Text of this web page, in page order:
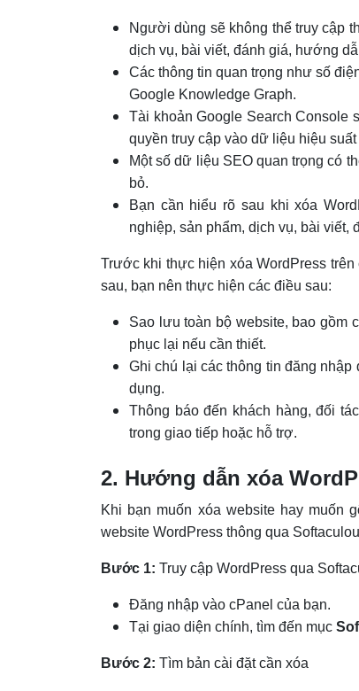
Người dùng sẽ không thể truy cập
dịch vụ, bài viết, đánh giá, hướng
Các thông tin quan trọng như số
Google Knowledge Graph.
Tài khoản Google Search Console
quyền truy cập vào dữ liệu hiệu
Một số dữ liệu SEO quan trọng có
bỏ.
Bạn cần hiểu rõ sau khi xóa
nghiệp, sản phẩm, dịch vụ, bài viết,
Trước khi thực hiện xóa WordPress
sau, bạn nên thực hiện các điều sau:
Sao lưu toàn bộ website, bao gồm
phục lại nếu cần thiết.
Ghi chú lại các thông tin đăng
dụng.
Thông báo đến khách hàng, đối
trong giao tiếp hoặc hỗ trợ.
2. Hướng dẫn xóa
Khi bạn muốn xóa website hay muốn
website WordPress thông qua
Bước 1: Truy cập WordPress qua
Đăng nhập vào cPanel của bạn.
Tại giao diện chính, tìm đến mục
Bước 2: Tìm bản cài đặt cần xóa